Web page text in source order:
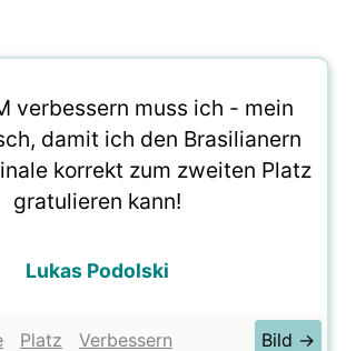
verbessern muss ich - mein
damit ich den Brasilianern
korrekt zum zweiten Platz
gratulieren kann!
Lukas Podolski
Platz Verbessern Bild →